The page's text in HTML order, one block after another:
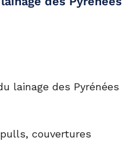
lainage des Pyrénées
couvertures